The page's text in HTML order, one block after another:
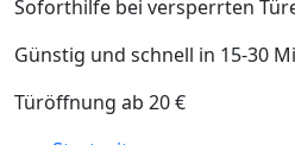
Soforthilfe bei versperrten
Günstig und schnell in 15-30
Türöffnung ab 20 €